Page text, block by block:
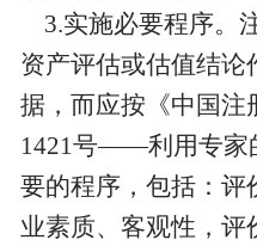
3.实施必要程序。
资产评估或估值结论
据，而应按《中国注
1421号——利用专家
要的程序，包括：评
业素质、客观性，评